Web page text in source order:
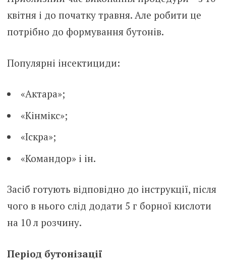
квітня і до початку травня. Але робити це
потрібно до формування бутонів.
Популярні інсектициди:
«Актара»;
«Кінмікс»;
«Іскра»;
«Командор» і ін.
Засіб готують відповідно до інструкції, після
чого в нього слід додати 5 г борної кислоти
на 10 л розчину.
Період бутонізації